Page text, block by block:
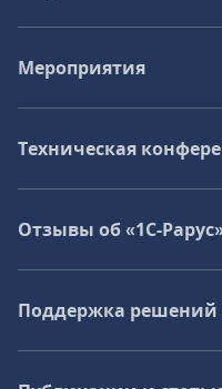
Мероприятия
Техническая
Отзывы об «1С-
Поддержка решений